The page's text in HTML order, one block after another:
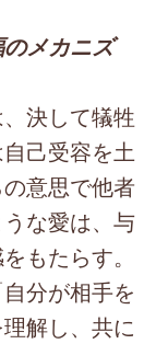
のメカニズ
決して犠牲
己受容を土
意思で他者
な愛は、与
もたらす。
分が相手を
解し、共に